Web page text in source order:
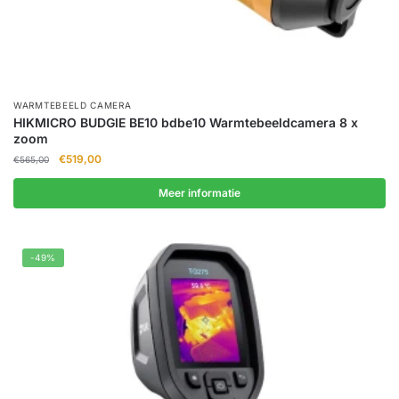
WARMTEBEELD CAMERA
HIKMICRO BUDGIE BE10 bdbe10 Warmtebeeldcamera 8 x
zoom
€565,00
Oorspronkelijke
€565,00.
€519,00Huidige
€519,00.
Meer informatie
-49%